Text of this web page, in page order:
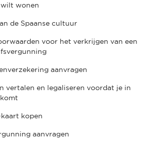
wilt wonen
de Spaanse cultuur
voor het verkrijgen van een
aanvragen
vertalen en legaliseren voordat je in
kaart kopen
aanvragen